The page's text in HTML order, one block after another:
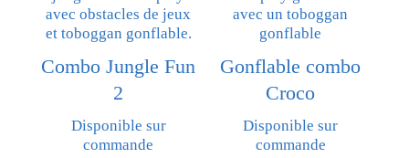
Combo Jungle Fun
2
Disponible sur
commande
Gonflable combo
Croco
Disponible sur
commande